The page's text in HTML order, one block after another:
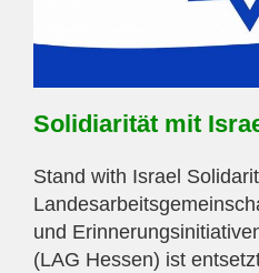
Solidiarität mit
Stand with Israel
und
(LAG Hessen) ist